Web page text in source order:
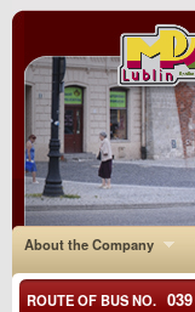
About the Company
ROUTE OF BUS NO. 039